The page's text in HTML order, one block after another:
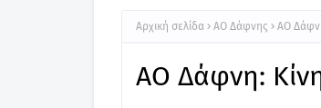
Αρχική σελίδα ΑΟ Δάφνης ΑΟ
ΑΟ Δάφνη: